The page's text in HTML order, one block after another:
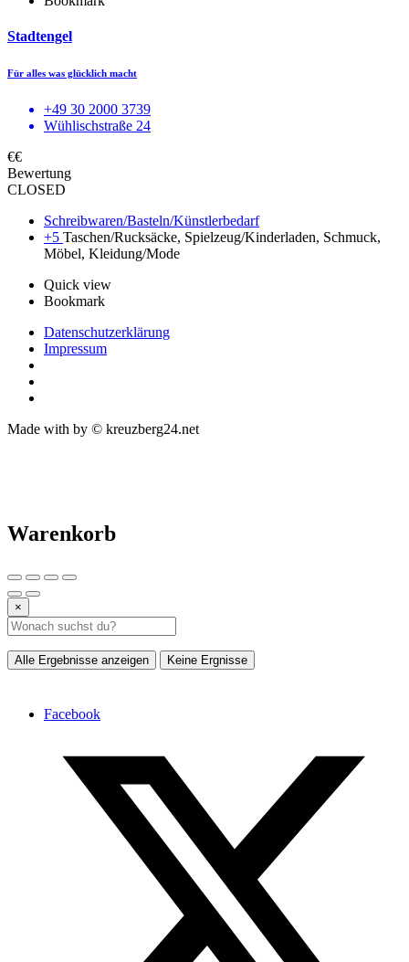
Stadtengel
Für alles was glücklich macht
+49 30 2000 3739
Wühlischstraße 24
€€
Bewertung
CLOSED
Schreibwaren/Basteln/Künstlerbedarf
+5 Taschen/Rucksäcke, Spielzeug/Kinderladen, Schmuck,
Möbel, Kleidung/Mode
Quick view
Bookmark
Datenschutzerklärung
Impressum
Made with by © kreuzberg24.net
Warenkorb
×
Alle Ergebnisse anzeigen Keine Ergnisse
Facebook